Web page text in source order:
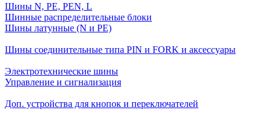
Шины N, PE, PEN, L
Шинные распределительные блоки
Шины латунные (N и PE)
Шины соединительные типа PIN и FORK и аксессуары
Электротехнические шины
Управление и сигнализация
Доп. устройства для кнопок и переключателей